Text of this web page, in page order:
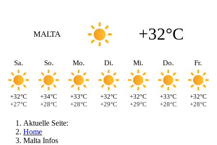
MALTA +32°C
Sa.
+32°C
+27°C
So.
+34°C
+28°C
Mo.
+33°C
+28°C
Di.
+32°C
+29°C
Mi.
+32°C
+29°C
Do.
+33°C
+28°C
Fr.
+32°C
+28°C
Aktuelle Seite:
Home
Malta Infos